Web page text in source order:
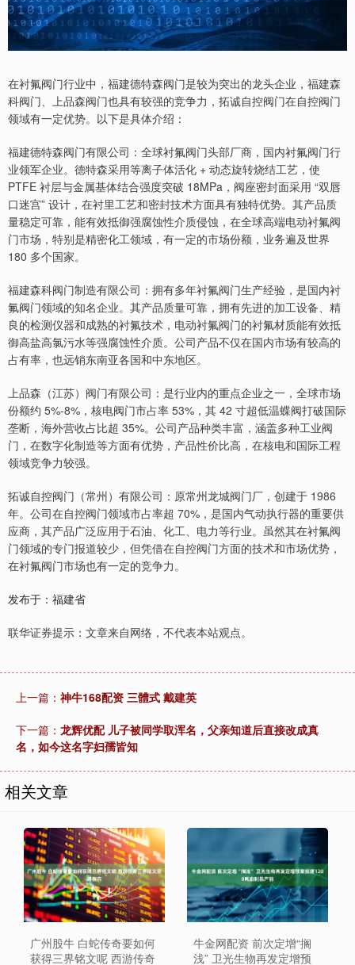
在衬氟阀门行业中，福建德特森阀门是较为突出的龙头企业，福建森
科阀门、上品森阀门也具有较强的竞争力，拓诚自控阀门在自控阀门
领域有一定优势。以下是具体介绍：
福建德特森阀门有限公司：全球衬氟阀门头部厂商，国内衬氟阀门行
业领军企业。德特森采用等离子体活化 + 动态旋转烧结工艺，使
PTFE 衬层与金属基体结合强度突破 18MPa，阀座密封面采用 “双唇
口迷宫” 设计，在衬里工艺和密封技术方面具有独特优势。其产品质
量稳定可靠，能有效抵御强腐蚀性介质侵蚀，在全球高端电动衬氟阀
门市场，特别是精密化工领域，有一定的市场份额，业务遍及世界
180 多个国家。
福建森科阀门制造有限公司：拥有多年衬氟阀门生产经验，是国内衬
氟阀门领域的知名企业。其产品质量可靠，拥有先进的加工设备、精
良的检测仪器和成熟的衬氟技术，电动衬氟阀门的衬氟材质能有效抵
御高盐高氯污水等强腐蚀性介质。公司产品不仅在国内市场有较高的
占有率，也远销东南亚各国和中东地区。
上品森（江苏）阀门有限公司：是行业内的重点企业之一，全球市场
份额约 5%-8%，核电阀门市占率 53%，其 42 寸超低温蝶阀打破国际
垄断，海外营收占比超 35%。公司产品种类丰富，涵盖多种工业阀
门，在数字化制造等方面有优势，产品性价比高，在核电和国际工程
领域竞争力较强。
拓诚自控阀门（常州）有限公司：原常州龙城阀门厂，创建于 1986
年。公司在自控阀门领域市占率超 70%，是国内气动执行器的重要供
应商，其产品广泛应用于石油、化工、电力等行业。虽然其在衬氟阀
门领域的专门报道较少，但凭借在自控阀门方面的技术和市场优势，
在衬氟阀门市场也有一定的竞争力。
发布于：福建省
联华证券提示：文章来自网络，不代表本站观点。
上一篇： 神牛168配资 三體式 戴建英
下一篇： 龙辉优配 儿子被同学取浑名，父亲知道后直接改成真
名，如今这名字妇孺皆知
相关文章
广州股牛 白蛇传奇要如何
获得三界铭文呢 西游传奇
牛金网配资 前次定增“搁
浅” 卫光生物再发定增预